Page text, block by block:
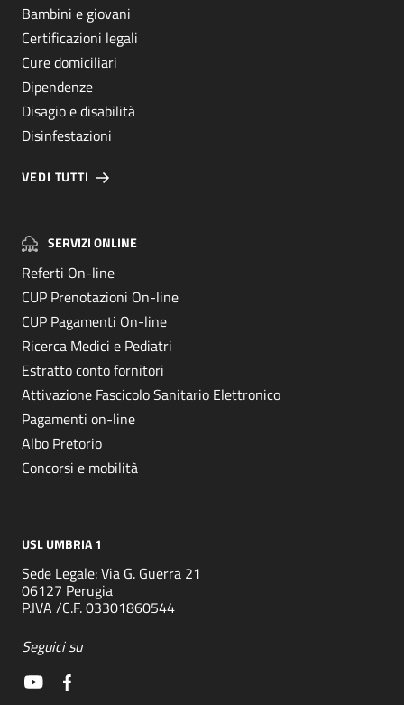
Bambini e giovani
Certificazioni legali
Cure domiciliari
Dipendenze
Disagio e disabilità
Disinfestazioni
VEDI TUTTI
SERVIZI ONLINE
Referti On-line
CUP Prenotazioni On-line
CUP Pagamenti On-line
Ricerca Medici e Pediatri
Estratto conto fornitori
Attivazione Fascicolo Sanitario Elettronico
Pagamenti on-line
Albo Pretorio
Concorsi e mobilità
USL UMBRIA 1
Sede Legale: Via G. Guerra 21
06127 Perugia
P.IVA /C.F. 03301860544
Seguici su